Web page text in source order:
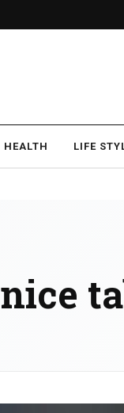
HEALTH LIFE
nice